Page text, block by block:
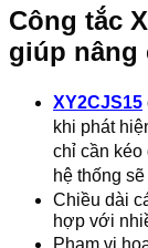
Công tắc
giúp nâng
XY2CJS15
khi phát
chỉ cần kéo
hệ thống
Chiều dài
hợp với
Phạm vi